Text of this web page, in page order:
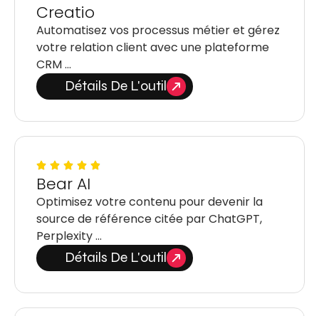
Creatio
Automatisez vos processus métier et gérez
votre relation client avec une plateforme
CRM …
Détails De L'outil
Bear AI
Optimisez votre contenu pour devenir la
source de référence citée par ChatGPT,
Perplexity …
Détails De L'outil